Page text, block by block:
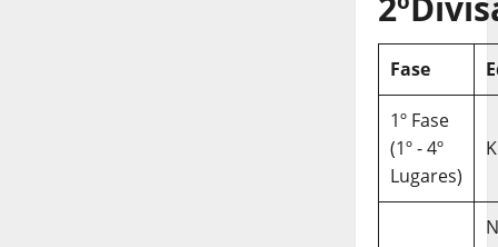
Fase
1º Fase
(1º - 4º
Lugares)